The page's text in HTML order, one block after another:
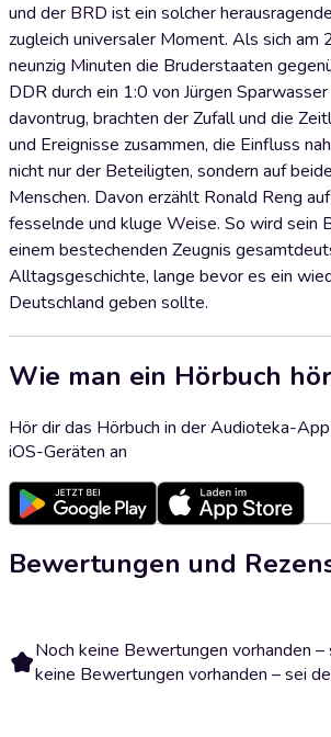
und der BRD ist ein solcher
zugleich universaler Moment. Als sich am
neunzig Minuten die Bruderstaaten
DDR durch ein 1:0 von Jürgen
davontrug, brachten der Zufall und die
und Ereignisse zusammen, die Einfluss
nicht nur der Beteiligten, sondern auf
Menschen. Davon erzählt Ronald Reng
fesselnde und kluge Weise. So wird sein
einem bestechenden Zeugnis
Alltagsgeschichte, lange bevor es ein
Deutschland geben sollte.
Wie man ein Hörbuch
Hör dir das Hörbuch in der Audioteka-
iOS-Geräten an
Bewertungen und
Noch keine Bewertungen vorhanden –
keine Bewertungen vorhanden – sei